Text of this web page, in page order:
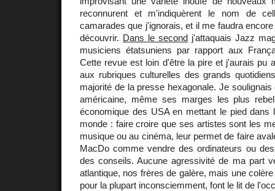
reconnurent et m'indiquèrent le nom de
camarades que j'ignorais, et il me faudra
découvrir. Dans le second j'attaquais Jazz
musiciens étatsuniens par rapport aux
Cette revue est loin d'être la pire et j'aurais pu
aux rubriques culturelles des grands
majorité de la presse hexagonale. Je
américaine, même ses marges les plus
économique des USA en mettant le pied dans
monde : faire croire que ses artistes sont les
musique ou au cinéma, leur permet de faire
MacDo comme vendre des ordinateurs ou
des conseils. Aucune agressivité de ma part
atlantique, nos frères de galère, mais une
pour la plupart inconsciemment, font le lit de